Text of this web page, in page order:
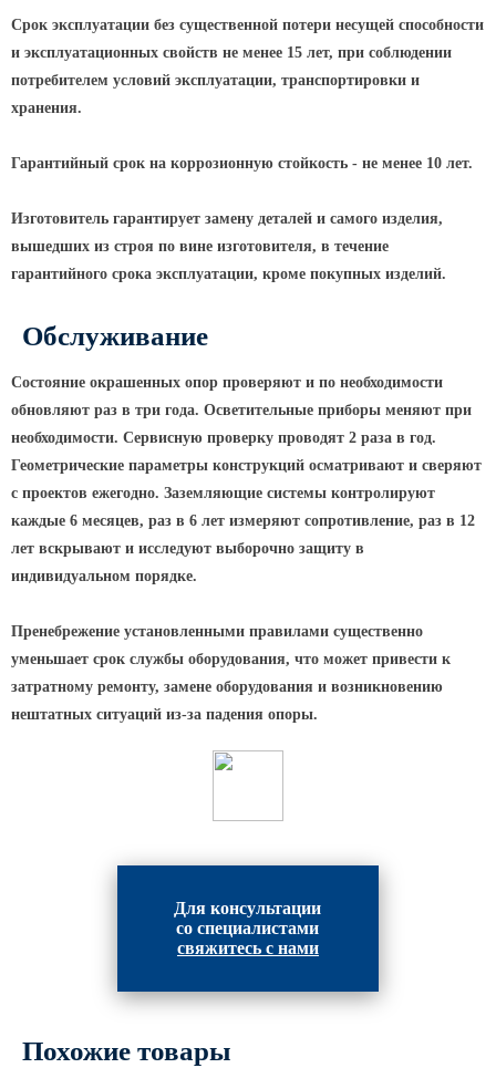
Парковые опоры
Уличные столбики освещения
стойки SP
Парковые опоры декоративные
светодиодный консольный
Парковые прожекторы
Архитектурная подсветка
ограждений
Светильники специального
назначения
Уличные фонари 3 метра
Уличные фонари 1 метр
Уличные фонари 4 метра
ЗАКЛАДНЫЕ ДЕТАЛИ
МАФ (МАЛЫЕ АРХИТЕКТУРНЫЕ ФОРМЫ)
Срок эксплуатации без существенной потери несущей способности
и эксплуатационных свойств не менее 15 лет, при соблюдении
потребителем условий эксплуатации, транспортировки и
хранения.
Гарантийный срок на коррозионную стойкость - не менее 10 лет.
Изготовитель гарантирует замену деталей и самого изделия,
вышедших из строя по вине изготовителя, в течение
гарантийного срока эксплуатации, кроме покупных изделий.
Обслуживание
Состояние окрашенных опор проверяют и по необходимости
обновляют раз в три года. Осветительные приборы меняют при
необходимости. Сервисную проверку проводят 2 раза в год.
Геометрические параметры конструкций осматривают и сверяют
с проектов ежегодно. Заземляющие системы контролируют
каждые 6 месяцев, раз в 6 лет измеряют сопротивление, раз в 12
лет вскрывают и исследуют выборочно защиту в
индивидуальном порядке.
Пренебрежение установленными правилами существенно
уменьшает срок службы оборудования, что может привести к
затратному ремонту, замене оборудования и возникновению
нештатных ситуаций из-за падения опоры.
Для консультации
со специалистами
свяжитесь с нами
Похожие товары